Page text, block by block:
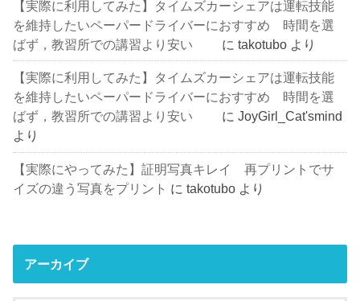
【実際に利用してみた】タイムズカーシェアは運転技能
を維持したいペーパードライバーにおすすめ 時間を選
ばず，教習所での講習より安い
にtakotubo より
【実際に利用してみた】タイムズカーシェアは運転技能
を維持したいペーパードライバーにおすすめ 時間を選
ばず，教習所での講習より安い
にJoyGirl_Cat'smind
より
【実際にやってみた】証明写真キレイ 再プリントでサ
イズの違う写真をプリント にtakotubo より
アーカイブ